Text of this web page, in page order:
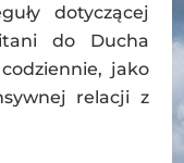
dotyczącej
do Ducha
jako
relacji z